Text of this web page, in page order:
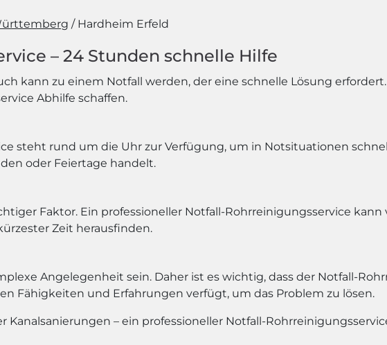
Hardheim Erfeld
– 24 Stunden schnelle Hilfe
kann zu einem Notfall werden, der eine schnelle Lösung
Abhilfe schaffen.
steht rund um die Uhr zur Verfügung, um in Notsituationen
oder Feiertage handelt.
Faktor. Ein professioneller Notfall-Rohrreinigungsservice
Zeit herausfinden.
Angelegenheit sein. Daher ist es wichtig, dass der Notfall-
Fähigkeiten und Erfahrungen verfügt, um das Problem zu lösen.
Kanalsanierungen – ein professioneller Notfall-